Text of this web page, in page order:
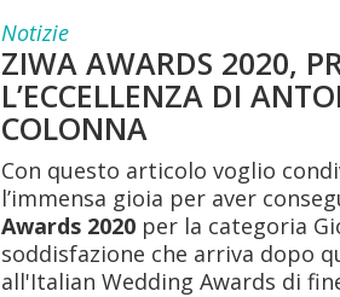
Notizie
ZIWA AWARDS 2020,
L’ECCELLENZA DI
COLONNA
Con questo articolo voglio
l’immensa gioia per aver
Awards 2020 per la categoria
soddisfazione che arriva dopo
all'Italian Wedding Awards di